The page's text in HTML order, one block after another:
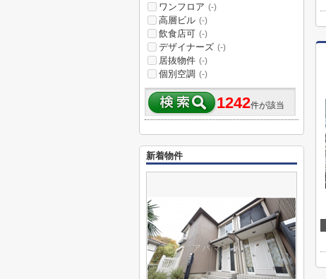
ワンフロア (-)
高層ビル (-)
飲食店可 (-)
デザイナーズ (-)
居抜物件 (-)
個別空調 (-)
1242件が該当
新着物件